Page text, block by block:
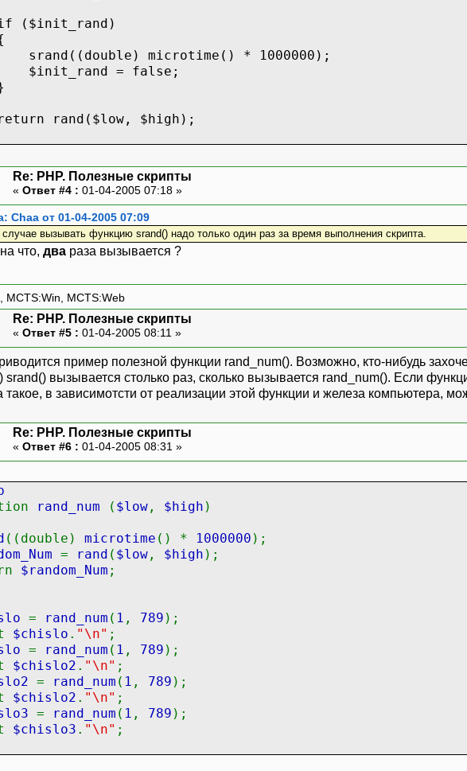
microtime() * 1000000);
= false;
rand($low, $high);
Re: PHP. Полезные скрипты
« Ответ #4 : 01-04-2005 07:18 »
Chaa от 01-04-2005 07:09
вызывать функцию srand() надо только один раз за время выполнения скрипта.
что, два раза вызывается ?
MCTS:Win, MCTS:Web
Re: PHP. Полезные скрипты
« Ответ #5 : 01-04-2005 08:11 »
пример полезной функции rand_num(). Возможно, кто-нибудь
srand() вызывается столько раз, сколько вызывается rand_num(). Если
такое, в зависимотсти от реализации этой функции и железа компьютера,
Re: PHP. Полезные скрипты
« Ответ #6 : 01-04-2005 08:31 »
rand_num ( $low , $high )
((double) microtime () * 1000000 );
= rand ( $low , $high );
$random_Num ;
= rand_num ( 1 , 789 );
$chislo . "\n" ;
= rand_num ( 1 , 789 );
$chislo2 . "\n" ;
= rand_num ( 1 , 789 );
$chislo2 . "\n" ;
= rand_num ( 1 , 789 );
$chislo3 . "\n" ;